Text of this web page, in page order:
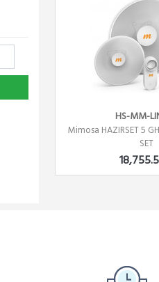
HS-MM-
Mimosa HAZIRSET 5
SET